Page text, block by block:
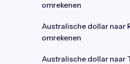
omrekenen
Australische dollar naar
omrekenen
Australische dollar naar